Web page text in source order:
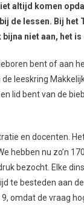
altijd komen
de lessen. Bij het
niet aan, het
bent of aan
leeskring
lid bent van de
en docenten.
hebben nu zo’n
bezocht. Elke
te besteden aan
omdat de vraag